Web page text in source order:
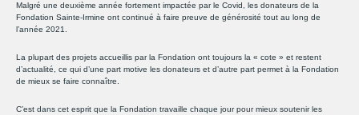
Malgré une deuxième année fortement impactée par le Covid, les donateurs de la
Fondation Sainte-Irmine ont continué à faire preuve de générosité tout au long de
l’année 2021.
La plupart des projets accueillis par la Fondation ont toujours la « cote » et restent
d’actualité, ce qui d’une part motive les donateurs et d’autre part permet à la Fondation
de mieux se faire connaître.
C’est dans cet esprit que la Fondation travaille chaque jour pour mieux soutenir les